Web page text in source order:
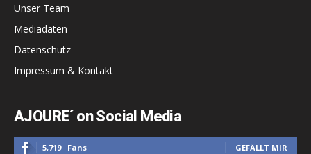
Unser Team
Mediadaten
Datenschutz
Impressum & Kontakt
AJOURE´ on Social Media
5,719 Fans GEFÄLLT MIR